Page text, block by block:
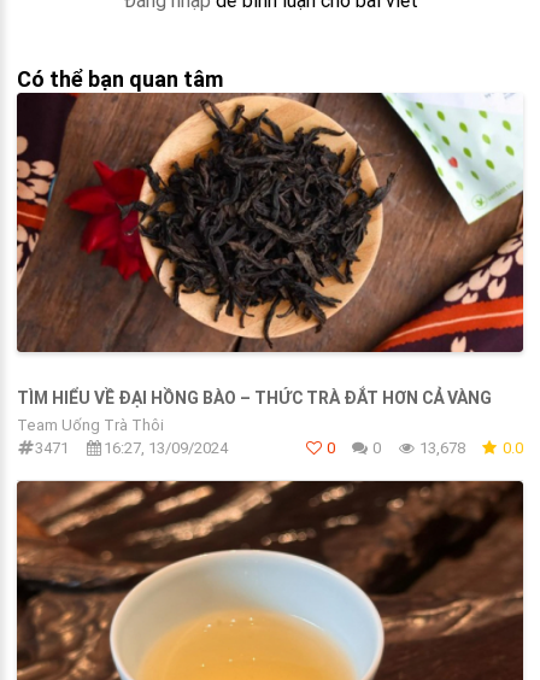
Có thể bạn quan tâm
TÌM HIỂU VỀ ĐẠI HỒNG BÀO – THỨC TRÀ ĐẮT HƠN CẢ VÀNG
Team Uống Trà Thôi
3471
16:27, 13/09/2024 0 0 13,678 0.0